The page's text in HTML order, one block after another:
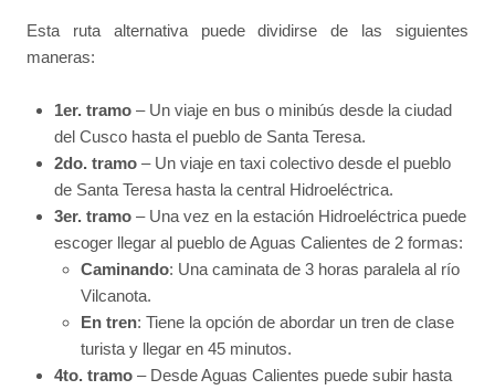
Esta ruta alternativa puede dividirse de las siguientes
maneras:
1er. tramo– Un viaje en bus o minibús desde la ciudad
del Cusco hasta el pueblo de Santa Teresa.
2do. tramo– Un viaje en taxi colectivo desde el pueblo
de Santa Teresa hasta la central Hidroeléctrica.
3er. tramo– Una vez en la estación Hidroeléctrica puede
escoger llegar al pueblo de Aguas Calientes de 2 formas:
Caminando: Una caminata de 3 horas paralela al río
Vilcanota.
En tren: Tiene la opción de abordar un tren de clase
turista y llegar en 45 minutos.
4to. tramo– Desde Aguas Calientes puede subir hasta